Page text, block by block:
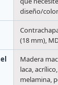
diseño/
(18 mm),
Madera
laca,
melamina,